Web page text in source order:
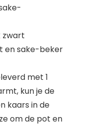
zwart
en sake-beker
met 1
kun je de
kaars in de
om de pot en